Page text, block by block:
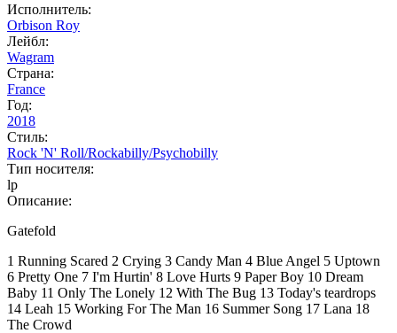
Исполнитель:
Orbison Roy
Лейбл:
Wagram
Страна:
France
Год:
2018
Стиль:
Rock 'N' Roll/Rockabilly/Psychobilly
Тип носителя:
lp
Описание:
Gatefold
1 Running Scared 2 Crying 3 Candy Man 4 Blue Angel 5 Uptown
6 Pretty One 7 I'm Hurtin' 8 Love Hurts 9 Paper Boy 10 Dream
Baby 11 Only The Lonely 12 With The Bug 13 Today's teardrops
14 Leah 15 Working For The Man 16 Summer Song 17 Lana 18
The Crowd